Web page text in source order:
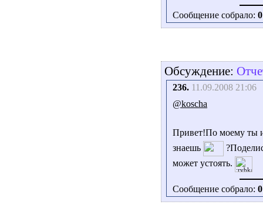
Сообщение собрало: 0
Обсуждение:
236. 11.09.2008 21:06
@koscha
Привет!По моему ты
знаешь
может устоять.
Сообщение собрало: 0